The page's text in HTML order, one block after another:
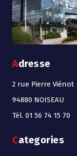
Adresse
2 rue Pierre Viénot
94880 NOISEAU
Tél. 01 56 74 15 70
Categories